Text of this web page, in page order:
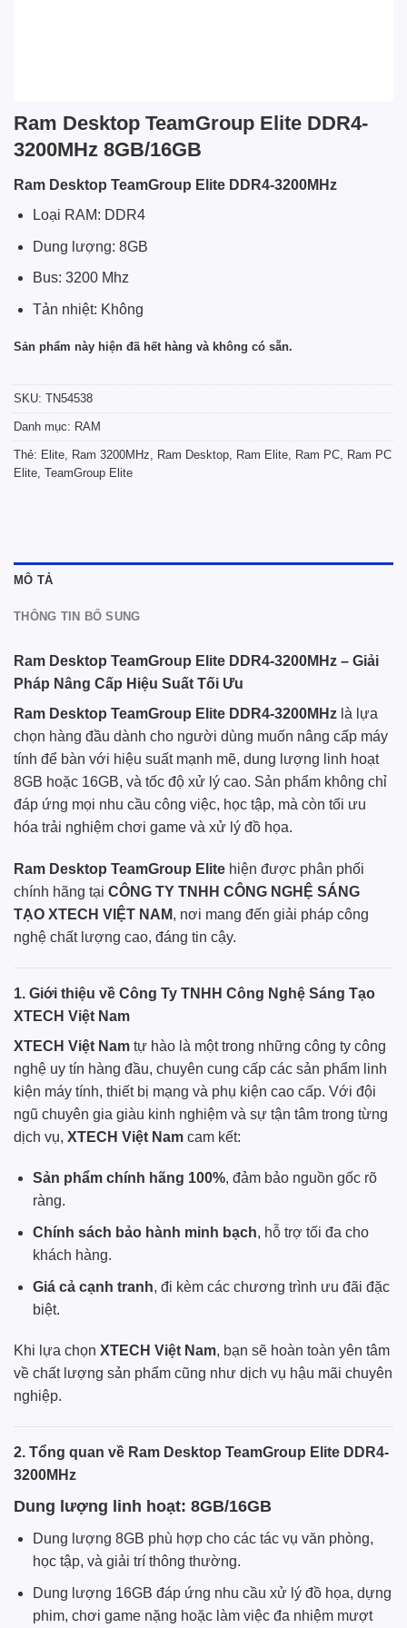
Ram Desktop TeamGroup Elite DDR4-
3200MHz 8GB/16GB
Ram Desktop TeamGroup Elite DDR4-3200MHz
Loại RAM: DDR4
Dung lượng: 8GB
Bus: 3200 Mhz
Tản nhiệt: Không
Sản phẩm này hiện đã hết hàng và không có sẵn.
SKU: TN54538
Danh mục: RAM
Thẻ: Elite, Ram 3200MHz, Ram Desktop, Ram Elite, Ram PC, Ram PC
Elite, TeamGroup Elite
MÔ TẢ
THÔNG TIN BỔ SUNG
Ram Desktop TeamGroup Elite DDR4-3200MHz – Giải
Pháp Nâng Cấp Hiệu Suất Tối Ưu
Ram Desktop TeamGroup Elite DDR4-3200MHz là lựa
chọn hàng đầu dành cho người dùng muốn nâng cấp máy
tính để bàn với hiệu suất mạnh mẽ, dung lượng linh hoạt
8GB hoặc 16GB, và tốc độ xử lý cao. Sản phẩm không chỉ
đáp ứng mọi nhu cầu công việc, học tập, mà còn tối ưu
hóa trải nghiệm chơi game và xử lý đồ họa.
Ram Desktop TeamGroup Elite hiện được phân phối
chính hãng tại CÔNG TY TNHH CÔNG NGHỆ SÁNG
TẠO XTECH VIỆT NAM, nơi mang đến giải pháp công
nghệ chất lượng cao, đáng tin cậy.
1. Giới thiệu về Công Ty TNHH Công Nghệ Sáng Tạo
XTECH Việt Nam
XTECH Việt Nam tự hào là một trong những công ty công
nghệ uy tín hàng đầu, chuyên cung cấp các sản phẩm linh
kiện máy tính, thiết bị mạng và phụ kiện cao cấp. Với đội
ngũ chuyên gia giàu kinh nghiệm và sự tận tâm trong từng
dịch vụ, XTECH Việt Nam cam kết:
Sản phẩm chính hãng 100%, đảm bảo nguồn gốc rõ
ràng.
Chính sách bảo hành minh bạch, hỗ trợ tối đa cho
khách hàng.
Giá cả cạnh tranh, đi kèm các chương trình ưu đãi đặc
biệt.
Khi lựa chọn XTECH Việt Nam, bạn sẽ hoàn toàn yên tâm
về chất lượng sản phẩm cũng như dịch vụ hậu mãi chuyên
nghiệp.
2. Tổng quan về Ram Desktop TeamGroup Elite DDR4-
3200MHz
Dung lượng linh hoạt: 8GB/16GB
Dung lượng 8GB phù hợp cho các tác vụ văn phòng,
học tập, và giải trí thông thường.
Dung lượng 16GB đáp ứng nhu cầu xử lý đồ họa, dựng
phim, chơi game nặng hoặc làm việc đa nhiệm mượt